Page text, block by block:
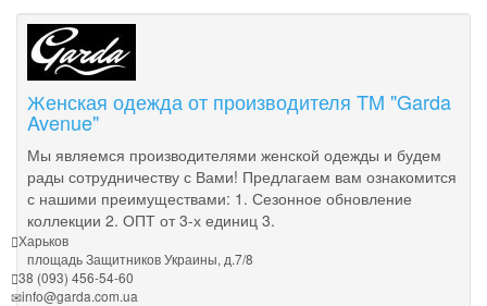
Женская одежда от производителя TM "Garda
Avenue"
Мы являемся производителями женской одежды и будем
рады сотрудничеству с Вами! Предлагаем вам ознакомится
с нашими преимуществами: 1. Сезонное обновление
коллекции 2. ОПТ от 3-х единиц 3.
Харьков
площадь Защитников Украины, д.7/8
38 (093) 456-54-60
info@garda.com.ua